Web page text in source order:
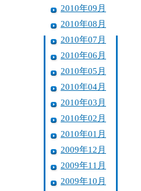
2010年09月
2010年08月
2010年07月
2010年06月
2010年05月
2010年04月
2010年03月
2010年02月
2010年01月
2009年12月
2009年11月
2009年10月